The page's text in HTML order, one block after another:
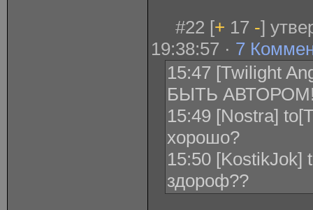
#22 [+ 17 -]
19:38:57 · 7
15:47 [Twilight
БЫТЬ
15:49 [Nostra]
хорошо?
15:50 [KostikJok]
здороф??